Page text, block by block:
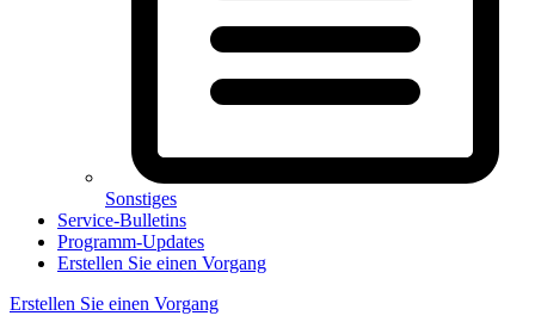
Sonstiges
Service-Bulletins
Programm-Updates
Erstellen Sie einen Vorgang
Erstellen Sie einen Vorgang